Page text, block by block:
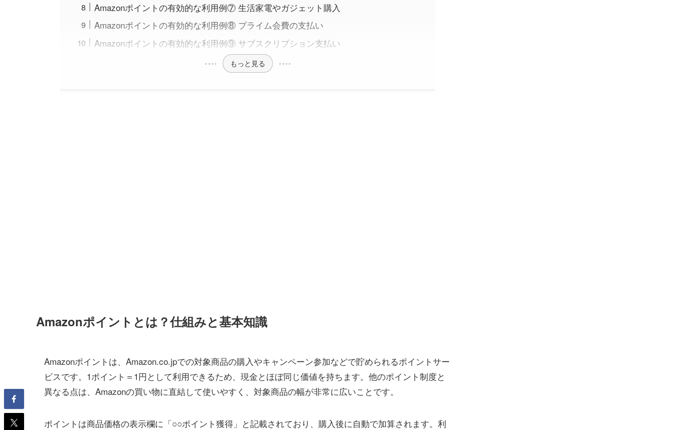
Amazonポイントの有効的な利用例⑦ 生活家電やガジェット購入
Amazonポイントの有効的な利用例⑧ プライム会費の支払い
Amazonポイントの有効的な利用例⑨ サブスクリプション支払い
もっと見る
Amazonポイントとは？仕組みと基本知識
Amazonポイントは、Amazon.co.jpでの対象商品の購入やキャンペーン参加などで貯められるポイントサー
ビスです。1ポイント＝1円として利用できるため、現金とほぼ同じ価値を持ちます。他のポイント制度と
異なる点は、Amazonの買い物に直結して使いやすく、対象商品の幅が非常に広いことです。
ポイントは商品価格の表示欄に「○○ポイント獲得」と記載されており、購入後に自動で加算されます。利